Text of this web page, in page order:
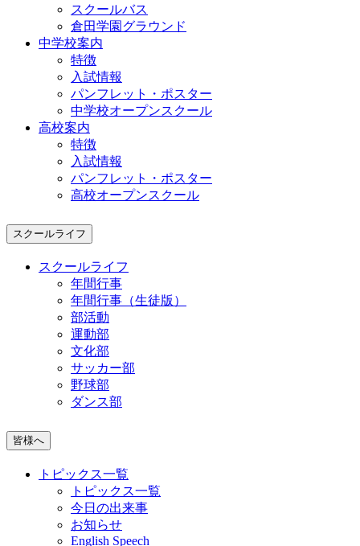
スクールバス
倉田学園グラウンド
中学校案内
特徴
入試情報
パンフレット・ポスター
中学校オープンスクール
高校案内
特徴
入試情報
パンフレット・ポスター
高校オープンスクール
スクールライフ
スクールライフ
年間行事
年間行事（生徒版）
部活動
運動部
文化部
サッカー部
野球部
ダンス部
皆様へ
トピックス一覧
トピックス一覧
今日の出来事
お知らせ
English Speech